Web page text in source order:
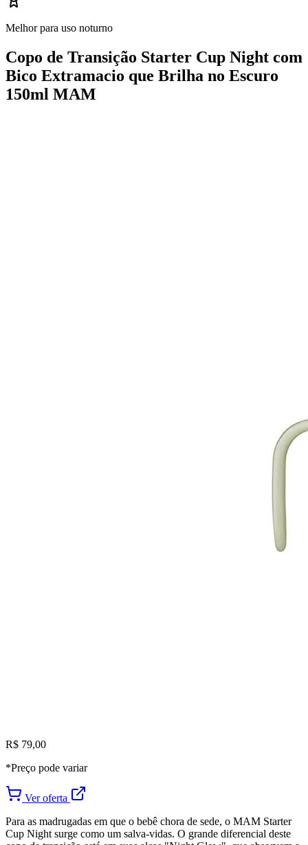
Melhor para uso noturno
Copo de Transição Starter Cup Night com
Bico Extramacio que Brilha no Escuro
150ml MAM
R$ 79,00
*Preço pode variar
Ver oferta
Para as madrugadas em que o bebê chora de sede, o MAM Starter
Cup Night surge como um salva-vidas. O grande diferencial deste